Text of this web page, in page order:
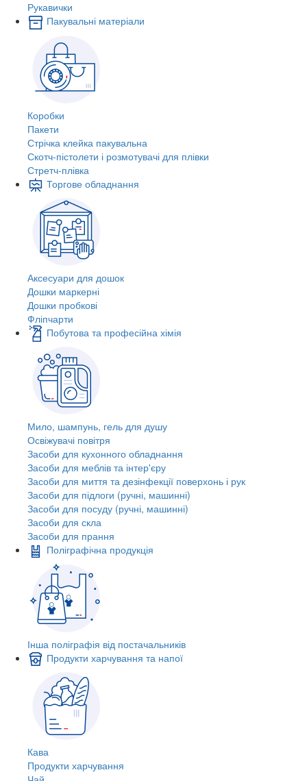
Рукавички
Пакувальні матеріали
Коробки
Пакети
Стрічка клейка пакувальна
Скотч-пістолети і розмотувачі для плівки
Стретч-плівка
Торгове обладнання
Аксесуари для дошок
Дошки маркерні
Дошки пробкові
Фліпчарти
Побутова та професійна хімія
Мило, шампунь, гель для душу
Освіжувачі повітря
Засоби для кухонного обладнання
Засоби для меблів та інтер'єру
Засоби для миття та дезінфекції поверхонь і рук
Засоби для підлоги (ручні, машинні)
Засоби для посуду (ручні, машинні)
Засоби для скла
Засоби для прання
Поліграфічна продукція
Інша поліграфія від постачальників
Продукти харчування та напої
Кава
Продукти харчування